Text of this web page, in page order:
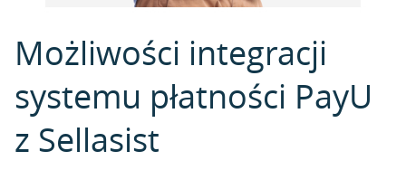
Możliwości integracji
systemu płatności PayU
z Sellasist